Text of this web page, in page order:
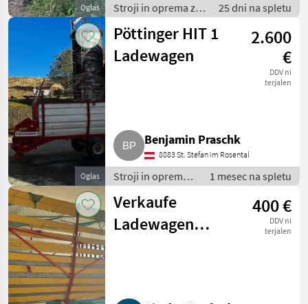
Oglas
Stroji in oprema za
žetev in spravilo /
Nakladalna
prikolica
25 dni na spletu
Oglas
Pöttinger HIT 1
Ladewagen
2.600
€
DDV ni
terjalen
Benjamin Praschk
8083 St. Stefan im Rosental
Stroji in oprema
za žetev in
spravilo /
Nakladalna
prikolica
1 mesec na spletu
Verkaufe
Ladewagen
400 €
DDV ni
terjalen